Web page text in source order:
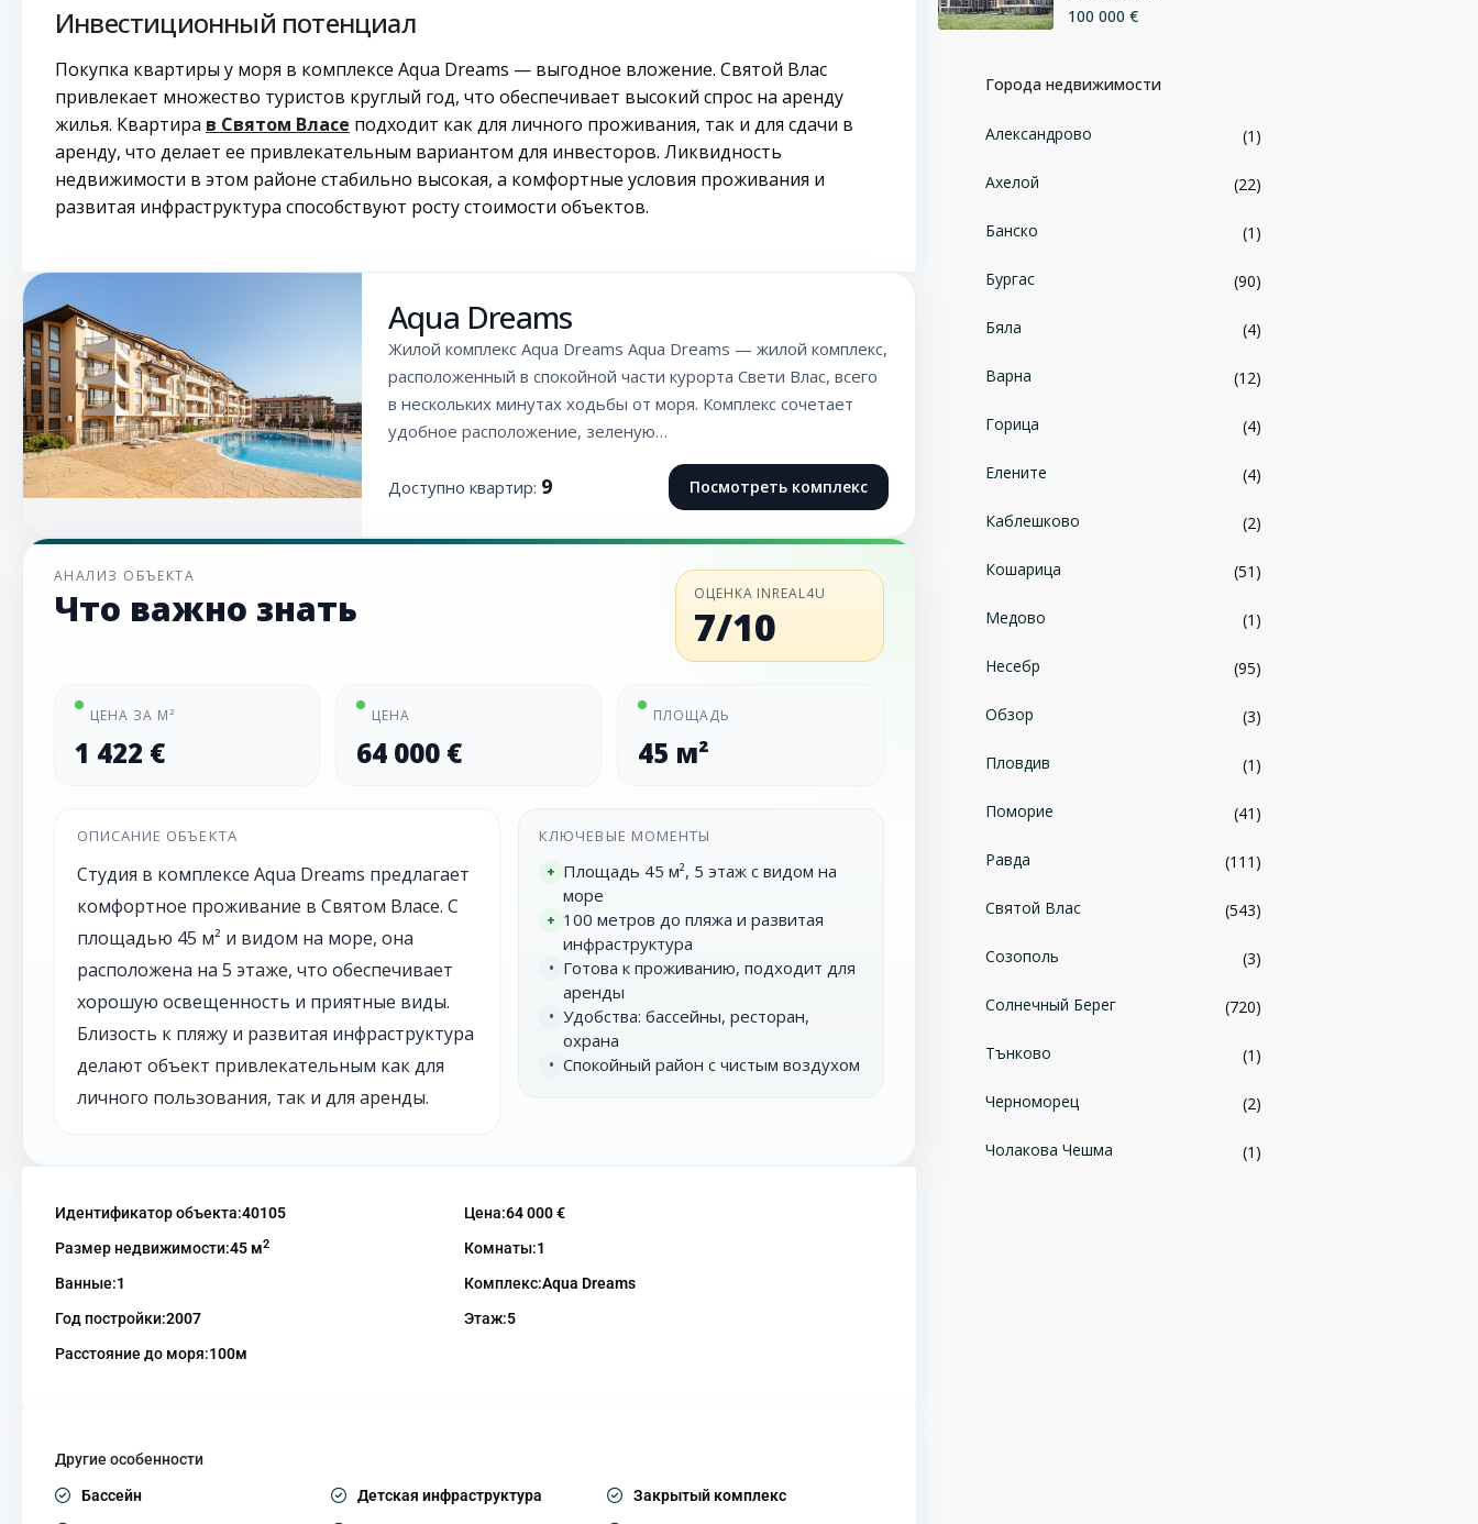
Инвестиционный потенциал
Покупка квартиры у моря в комплексе Aqua Dreams — выгодное вложение. Святой Влас
привлекает множество туристов круглый год, что обеспечивает высокий спрос на аренду
жилья. Квартира в Святом Власе подходит как для личного проживания, так и для сдачи в
аренду, что делает ее привлекательным вариантом для инвесторов. Ликвидность
недвижимости в этом районе стабильно высокая, а комфортные условия проживания и
развитая инфраструктура способствуют росту стоимости объектов.
Aqua Dreams
Жилой комплекс Aqua Dreams Aqua Dreams — жилой комплекс,
расположенный в спокойной части курорта Свети Влас, всего
в нескольких минутах ходьбы от моря. Комплекс сочетает
удобное расположение, зеленую…
Доступно квартир: 9 Посмотреть комплекс
АНАЛИЗ ОБЪЕКТА
Что важно знать ОЦЕНКА INREAL4U
7/10
ЦЕНА ЗА М²
1 422 €
ЦЕНА
64 000 €
ПЛОЩАДЬ
45 м²
ОПИСАНИЕ ОБЪЕКТА
Студия в комплексе Aqua Dreams предлагает
комфортное проживание в Святом Власе. С
площадью 45 м² и видом на море, она
расположена на 5 этаже, что обеспечивает
хорошую освещенность и приятные виды.
Близость к пляжу и развитая инфраструктура
делают объект привлекательным как для
личного пользования, так и для аренды.
КЛЮЧЕВЫЕ МОМЕНТЫ
+ Площадь 45 м², 5 этаж с видом на
море
+ 100 метров до пляжа и развитая
инфраструктура
• Готова к проживанию, подходит для
аренды
• Удобства: бассейны, ресторан,
охрана
• Спокойный район с чистым воздухом
Идентификатор объекта:40105 Цена:64 000 €
Размер недвижимости:45 м2 Комнаты:1
Ванные:1 Комплекс:Aqua Dreams
Год постройки:2007 Этаж:5
Расстояние до моря:100м
Другие особенности
Бассейн Детская инфраструктура
Закрытый комплекс
100 000 €
Города недвижимости
Александрово (1)
Ахелой (22)
Банско (1)
Бургас (90)
Бяла (4)
Варна (12)
Горица (4)
Елените (4)
Каблешково (2)
Кошарица (51)
Медово (1)
Несебр (95)
Обзор (3)
Пловдив (1)
Поморие (41)
Равда (111)
Святой Влас (543)
Созополь (3)
Солнечный Берег (720)
Тънково (1)
Черноморец (2)
Чолакова Чешма (1)